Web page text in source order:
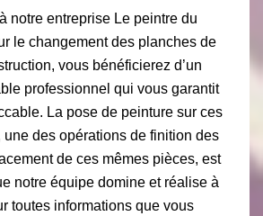
notre entreprise Le peintre du
le changement des planches de
vous bénéficierez d’un
professionnel qui vous garantit
La pose de peinture sur ces
une des opérations de finition des
de ces mêmes pièces, est
notre équipe domine et réalise à
toutes informations que vous